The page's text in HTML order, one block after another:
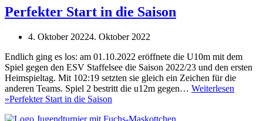
Perfekter Start in die Saison
4. Oktober 20224. Oktober 2022
Endlich ging es los: am 01.10.2022 eröffnete die U10m mit dem
Spiel gegen den ESV Staffelsee die Saison 2022/23 und den ersten
Heimspieltag. Mit 102:19 setzten sie gleich ein Zeichen für die
anderen Teams. Spiel 2 bestritt die u12m gegen… Weiterlesen
»Perfekter Start in die Saison